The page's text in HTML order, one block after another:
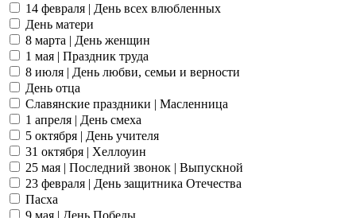
14 февраля | День всех влюбленных
День матери
8 марта | День женщин
1 мая | Праздник труда
8 июля | День любви, семьи и верности
День отца
Славянские праздники | Масленница
1 апреля | День смеха
5 октября | День учителя
31 октября | Хеллоуин
25 мая | Последний звонок | Выпускной
23 февраля | День защитника Отечества
Пасха
9 мая | День Победы